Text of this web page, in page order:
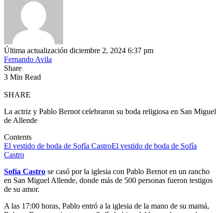
Última actualización diciembre 2, 2024 6:37 pm
Fernando Avila
Share
3 Min Read
SHARE
La actriz y Pablo Bernot celebraron su boda religiosa en San Miguel
de Allende
Contents
El vestido de boda de Sofía CastroEl vestido de boda de Sofía
Castro
Sofía Castro se casó por la iglesia con Pablo Bernot en un rancho
en San Miguel Allende, donde más de 500 personas fueron testigos
de su amor.
A las 17:00 horas, Pablo entró a la iglesia de la mano de su mamá,